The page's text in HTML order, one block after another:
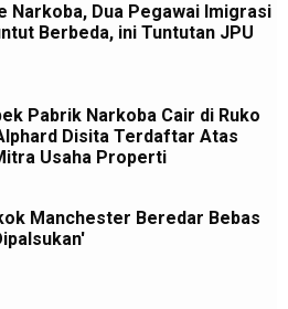
Narkoba, Dua Pegawai Imigrasi
Berbeda, ini Tuntutan JPU
Pabrik Narkoba Cair di Ruko
Disita Terdaftar Atas
Usaha Properti
Manchester Beredar Bebas